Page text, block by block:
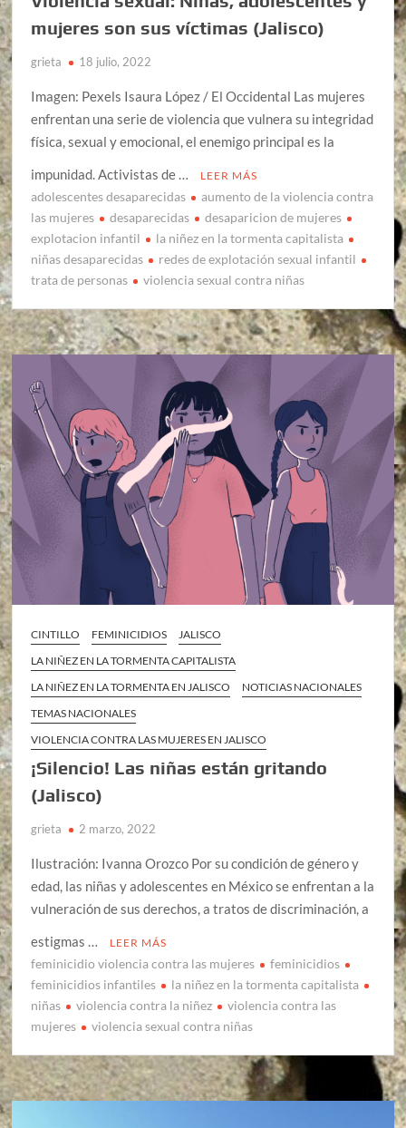
mujeres son sus víctimas (Jalisco)
grieta 18 julio, 2022
Imagen: Pexels Isaura López / El Occidental Las mujeres
enfrentan una serie de violencia que vulnera su integridad
física, sexual y emocional, el enemigo principal es la
impunidad. Activistas de …
LEER MÁS
adolescentes desaparecidas
aumento de la violencia contra
las mujeres
desaparecidas
desaparicion de mujeres
explotacion infantil
la niñez en la tormenta capitalista
niñas desaparecidas
redes de explotación sexual infantil
trata de personas
violencia sexual contra niñas
CINTILLO FEMINICIDIOS
JALISCO
LA NIÑEZ EN LA TORMENTA CAPITALISTA
LA NIÑEZ EN LA TORMENTA EN JALISCO
NOTICIAS NACIONALES
TEMAS NACIONALES
VIOLENCIA CONTRA LAS MUJERES EN JALISCO
¡Silencio! Las niñas están gritando
(Jalisco)
grieta 2 marzo, 2022
Ilustración: Ivanna Orozco Por su condición de género y
edad, las niñas y adolescentes en México se enfrentan a la
vulneración de sus derechos, a tratos de discriminación, a
estigmas …
LEER MÁS
feminicidio violencia contra las mujeres
feminicidios
feminicidios infantiles
la niñez en la tormenta capitalista
niñas
violencia contra la niñez
violencia contra las
mujeres
violencia sexual contra niñas